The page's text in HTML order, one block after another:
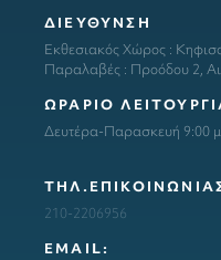
ΔΙΕΥΘΥΝΣΗ
Εκθεσιακός Χώρος :
Παραλαβές : Προόδου 2,
ΩΡΑΡΙΟ
Δευτέρα-Παρασκευή 9:00
210-2206956
ΕΜΑΙL: